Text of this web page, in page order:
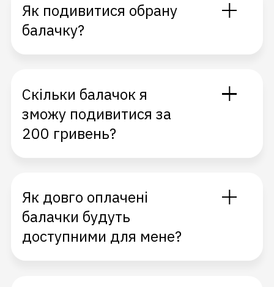
Як подивитися обрану
балачку?
Скільки балачок я
зможу подивитися за
200 гривень?
Як довго оплачені
балачки будуть
доступними для мене?